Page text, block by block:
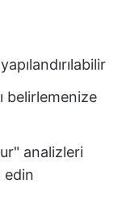
belirlemenize
analizleri
edin